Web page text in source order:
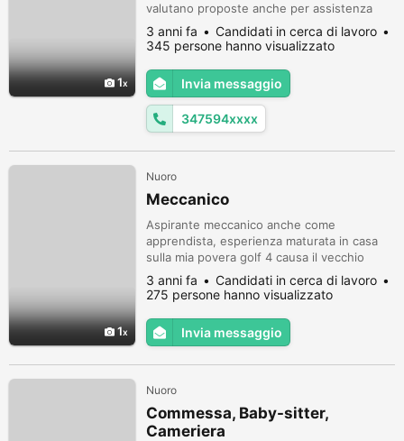
1
valutano proposte anche per assistenza
anziani..Massima serieta'.Contattare ore
pasti.
3 anni fa
Candidati in cerca di lavoro
345 persone hanno visualizzato
Invia messaggio
347594xxxx
1
Nuoro
Meccanico
Aspirante meccanico anche come
apprendista, esperienza maturata in casa
sulla mia povera golf 4 causa il vecchio
proprietario non faceva i tagliandi regolari e
purtroppo si sono bruciate le bronzine e si
sono inchiodate due turbine e siccome con
utilizzo di gasolio non filtrato anche gli
iniettori pompa. Chi fosse interessato a
3 anni fa
Candidati in cerca di lavoro
275 persone hanno visualizzato
Invia messaggio
Nuoro
Commessa, Baby-sitter,
Cameriera